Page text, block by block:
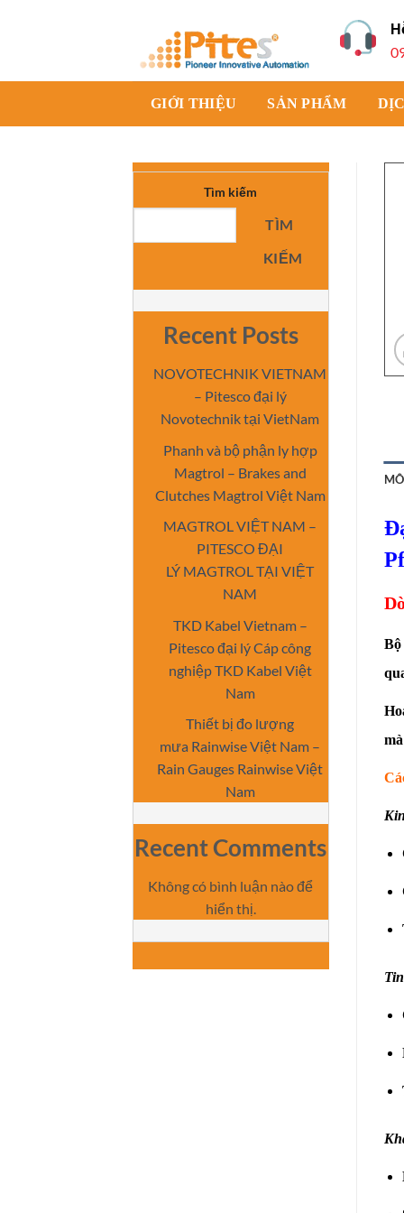
dung
GIỚI THIỆU SẢN PHẨM
Tìm kiếm
TÌM
KIẾM
Recent Posts
NOVOTECHNIK VIETNAM
– Pitesco đại lý
Novotechnik tại VietNam
Phanh và bộ phận ly hợp
Magtrol – Brakes and
Clutches Magtrol Việt Nam
MAGTROL VIỆT NAM –
PITESCO ĐẠI
LÝ MAGTROL TẠI VIỆT
NAM
TKD Kabel Vietnam –
Pitesco đại lý Cáp công
nghiệp TKD Kabel Việt
Nam
Thiết bị đo lượng
mưa Rainwise Việt Nam –
Rain Gauges Rainwise Việt
Nam
Recent Comments
Không có bình luận nào để
hiển thị.